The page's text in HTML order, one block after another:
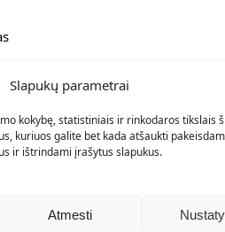
Slapukų parametrai
kokybę, statistiniais ir rinkodaros tikslais
kuriuos galite bet kada atšaukti
ir ištrindami įrašytus slapukus.
Atmesti